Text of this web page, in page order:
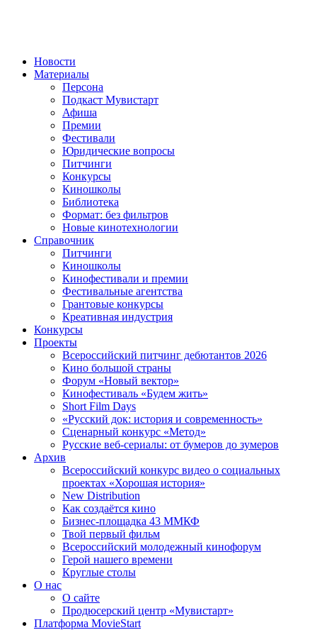
Новости
Материалы
Персона
Подкаст Мувистарт
Афиша
Премии
Фестивали
Юридические вопросы
Питчинги
Конкурсы
Киношколы
Библиотека
Формат: без фильтров
Новые кинотехнологии
Справочник
Питчинги
Киношколы
Кинофестивали и премии
Фестивальные агентства
Грантовые конкурсы
Креативная индустрия
Конкурсы
Проекты
Всероссийский питчинг дебютантов 2026
Кино большой страны
Форум «Новый вектор»
Кинофестиваль «Будем жить»
Short Film Days
«Русский док: история и современность»
Сценарный конкурс «Метод»
Русские веб-сериалы: от бумеров до зумеров
Архив
Всероссийский конкурс видео о социальных
проектах «Хорошая история»
New Distribution
Как создаётся кино
Бизнес-площадка 43 ММКФ
Твой первый фильм
Всероссийский молодежный кинофорум
Герой нашего времени
Круглые столы
О нас
О сайте
Продюсерский центр «Мувистарт»
Платформа MovieStart